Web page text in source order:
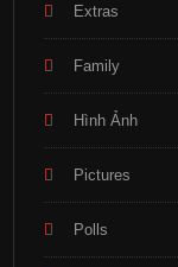
Extras
Family
Hình Ảnh
Pictures
Polls